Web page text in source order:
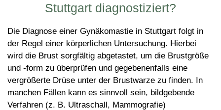
Stuttgart diagnostiziert?
Die Diagnose einer Gynäkomastie in Stuttgart folgt in
der Regel einer körperlichen Untersuchung. Hierbei
wird die Brust sorgfältig abgetastet, um die Brustgröße
und -form zu überprüfen und gegebenenfalls eine
vergrößerte Drüse unter der Brustwarze zu finden. In
manchen Fällen kann es sinnvoll sein, bildgebende
Verfahren (z. B. Ultraschall, Mammografie)